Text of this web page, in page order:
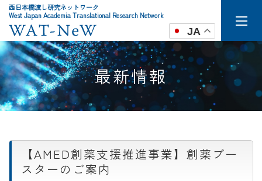
西日本橋渡し研究ネットワーク
West Japan Academia Translational Research Network
JA
最新情報
【AMED創薬支援推進事業】創薬ブー
スターのご案内